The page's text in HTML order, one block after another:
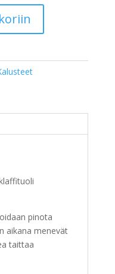
pinota
aikana menevät
taittaa